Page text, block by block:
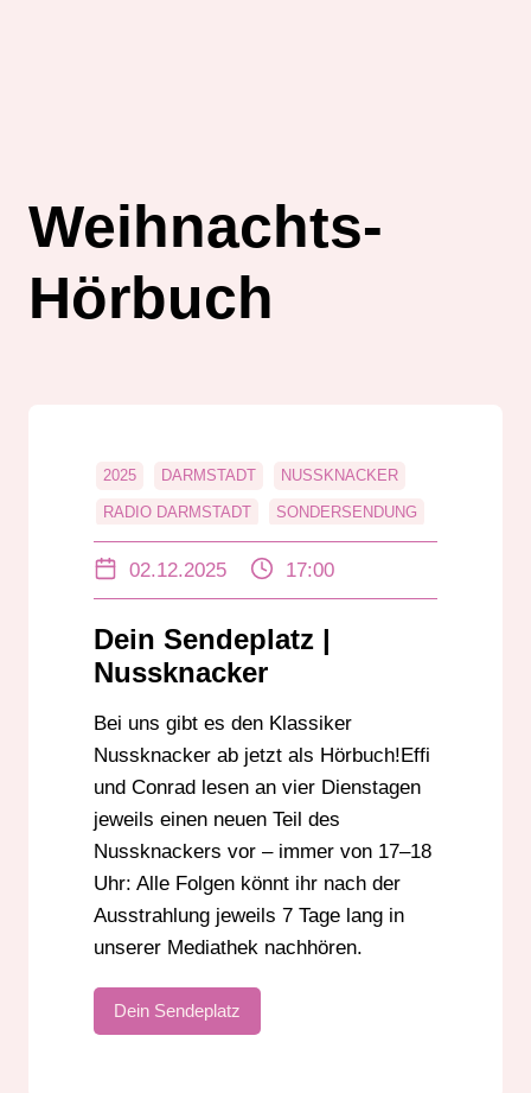
Weihnachts-
Hörbuch
2025 DARMSTADT NUSSKNACKER
RADIO DARMSTADT SONDERSENDUNG
WEIHNACHTS-HÖRBUCH
02.12.2025 17:00
Dein Sendeplatz |
Nussknacker
Bei uns gibt es den Klassiker
Nussknacker ab jetzt als Hörbuch!Effi
und Conrad lesen an vier Dienstagen
jeweils einen neuen Teil des
Nussknackers vor – immer von 17–18
Uhr: Alle Folgen könnt ihr nach der
Ausstrahlung jeweils 7 Tage lang in
unserer Mediathek nachhören.
Dein Sendeplatz